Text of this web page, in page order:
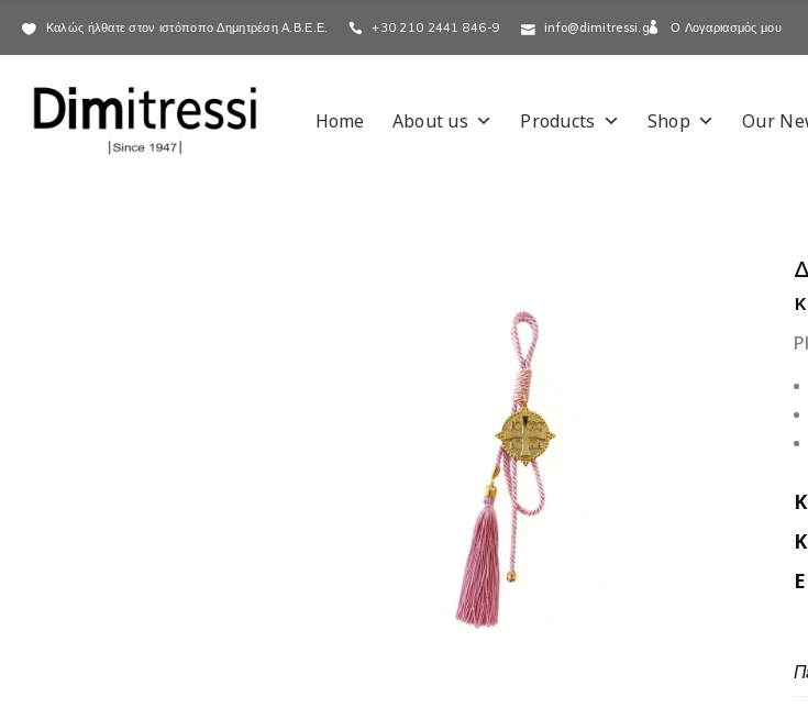
Καλώς ήλθατε στον ιστόποπο Δημητρέση Α.Β.Ε.Ε. +30 210 2441 846-9 info@dimitressi.gr Ο Λογαριασμός μου
Home About us Products Shop Our